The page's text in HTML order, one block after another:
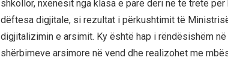
shkollor, nxënësit nga klasa e parë deri në të tretë
dëftesa digjitale, si rezultat i përkushtimit të
digjitalizimin e arsimit. Ky është hap i rëndësishëm
shërbimeve arsimore në vend dhe realizohet me